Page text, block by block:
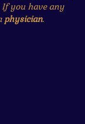
If you have any
physician.